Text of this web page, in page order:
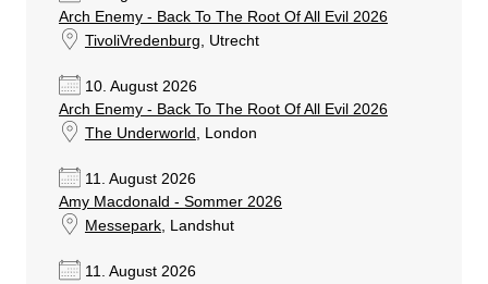
Arch Enemy - Back To The Root Of All Evil 2026
TivoliVredenburg , Utrecht
10. August 2026
Arch Enemy - Back To The Root Of All Evil 2026
The Underworld
, London
11. August 2026
Amy Macdonald - Sommer 2026
Messepark, Landshut
11. August 2026